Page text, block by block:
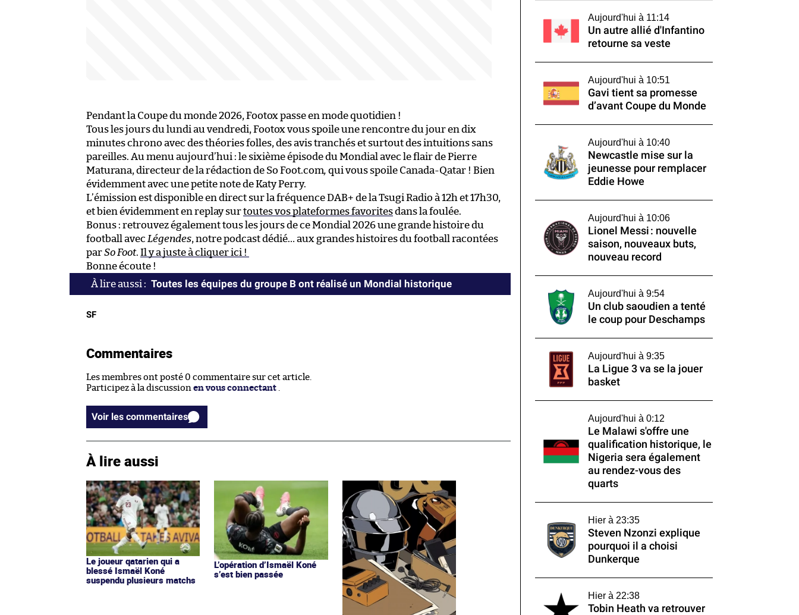
Pendant la Coupe du monde 2026, Footox passe en mode quotidien !
Tous les jours du lundi au vendredi, Footox vous spoile une rencontre du jour en dix
minutes chrono avec des théories folles, des avis tranchés et surtout des intuitions sans
pareilles. Au menu aujourd’hui : le sixième épisode du Mondial avec le flair de Pierre
Maturana, directeur de la rédaction de So Foot.com, qui vous spoile Canada-Qatar ! Bien
évidemment avec une petite note de Katy Perry.
L’émission est disponible en direct sur la fréquence DAB+ de la Tsugi Radio à 12h et 17h30,
et bien évidemment en replay surtoutes vos plateformes favoritesdans la foulée.
Bonus : retrouvez également tous les jours de ce Mondial 2026 une grande histoire du
football avec Légendes, notre podcast dédié… aux grandes histoires du football racontées
parSo Foot. Il y a juste à cliquer ici !
Bonne écoute !
Toutes les équipes du groupe B ont réalisé un Mondial historique
SF
Commentaires
Les membres ont posté 0 commentaire sur cet article.
Participez à la discussion en vous connectant
Voir les commentaires
À lire aussi
Le joueur qatarien qui a
blessé Ismaël Koné
suspendu plusieurs matchs
L’opération d’Ismaël Koné
s’est bien passée
Aujourd'hui à 11:14
Un autre allié d'Infantino
retourne sa veste
Aujourd'hui à 10:51
Gavi tient sa promesse
d’avant Coupe du Monde
Aujourd'hui à 10:40
Newcastle mise sur la
jeunesse pour remplacer
Eddie Howe
Aujourd'hui à 10:06
Lionel Messi : nouvelle
saison, nouveaux buts,
nouveau record
Aujourd'hui à 9:54
Un club saoudien a tenté
le coup pour Deschamps
Aujourd'hui à 9:35
La Ligue 3 va se la jouer
basket
Aujourd'hui à 0:12
Le Malawi s'offre une
qualification historique, le
Nigeria sera également
au rendez-vous des
quarts
Hier à 23:35
Steven Nzonzi explique
pourquoi il a choisi
Dunkerque
Hier à 22:38
Tobin Heath va retrouver